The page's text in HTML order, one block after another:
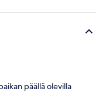
päällä olevilla